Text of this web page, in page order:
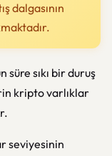
dalgasının
sıkı bir duruş
kripto varlıklar
seviyesinin